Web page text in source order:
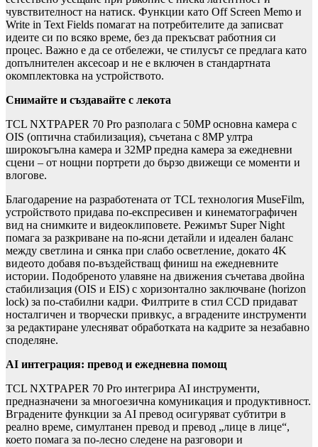
чувствителност на натиск. Функции като Off Screen Memo и
Write in Text Fields помагат на потребителите да записват
идеите си по всяко време, без да прекъсват работния си
процес. Важно е да се отбележи, че стилусът се предлага като
допълнителен аксесоар и не е включен в стандартната
окомплектовка на устройството.
Снимайте и създавайте с лекота
TCL NXTPAPER 70 Pro разполага с 50MP основна камера с
OIS (оптична стабилизация), съчетана с 8MP ултра
широкоъгълна камера и 32MP предна камера за ежедневни
сцени – от нощни портрети до бързо движещи се моменти и
влогове.
Благодарение на разработената от TCL технология MuseFilm,
устройството придава по-експресивен и кинематографичен
вид на снимките и видеоклиповете. Режимът Super Night
помага за разкриване на по-ясни детайли и идеален баланс
между светлина и сянка при слабо осветление, докато 4K
видеото добавя по-въздействащ финиш на ежедневните
истории. Подобреното улавяне на движения съчетава двойна
стабилизация (OIS и EIS) с хоризонтално заключване (horizon
lock) за по-стабилни кадри. Филтрите в стил CCD придават
носталгичен и творчески привкус, а вградените инструменти
за редактиране улесняват обработката на кадрите за незабавно
споделяне.
AI интеграция: превод и ежедневна помощ
TCL NXTPAPER 70 Pro интегрира AI инструменти,
предназначени за многоезична комуникация и продуктивност.
Вградените функции за AI превод осигуряват субтитри в
реално време, симултанен превод и превод „лице в лице“,
което помага за по-лесно следене на разговори и